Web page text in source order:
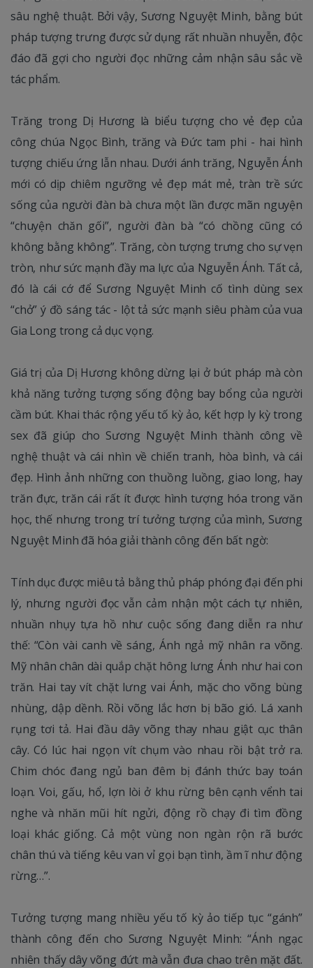
sâu nghệ thuật. Bởi vậy, Sương Nguyệt Minh, bằng bút
pháp tượng trưng được sử dụng rất nhuần nhuyễn, độc
đáo đã gợi cho người đọc những cảm nhận sâu sắc về
tác phẩm.
Trăng trong Dị Hương là biểu tượng cho vẻ đẹp của
công chúa Ngọc Bình, trăng và Đức tam phi - hai hình
tượng chiếu ứng lẫn nhau. Dưới ánh trăng, Nguyễn Ánh
mới có dịp chiêm ngưỡng vẻ đẹp mát mẻ, tràn trề sức
sống của người đàn bà chưa một lần được mãn nguyện
“chuyện chăn gối”, người đàn bà “có chồng cũng có
không bằng không”. Trăng, còn tượng trưng cho sự vẹn
tròn, như sức mạnh đầy ma lực của Nguyễn Ánh. Tất cả,
đó là cái cớ để Sương Nguyệt Minh cố tình dùng sex
“chở” ý đồ sáng tác - lột tả sức mạnh siêu phàm của vua
Gia Long trong cả dục vọng.
Giá trị của Dị Hương không dừng lại ở bút pháp mà còn
khả năng tưởng tượng sống động bay bổng của người
cầm bút. Khai thác rộng yếu tố kỳ ảo, kết hợp ly kỳ trong
sex đã giúp cho Sương Nguyệt Minh thành công về
nghệ thuật và cái nhìn về chiến tranh, hòa bình, và cái
đẹp. Hình ảnh những con thuồng luồng, giao long, hay
trăn đực, trăn cái rất ít được hình tượng hóa trong văn
học, thế nhưng trong trí tưởng tượng của mình, Sương
Nguyệt Minh đã hóa giải thành công đến bất ngờ:
Tính dục được miêu tả bằng thủ pháp phóng đại đến phi
lý, nhưng người đọc vẫn cảm nhận một cách tự nhiên,
nhuần nhụy tựa hồ như cuộc sống đang diễn ra như
thế: “Còn vài canh về sáng, Ánh ngả mỹ nhân ra võng.
Mỹ nhân chân dài quắp chặt hông lưng Ánh như hai con
trăn. Hai tay vít chặt lưng vai Ánh, mặc cho võng bùng
nhùng, dập dềnh. Rồi võng lắc hơn bị bão gió. Lá xanh
rụng tơi tả. Hai đầu dây võng thay nhau giật cục thân
cây. Có lúc hai ngọn vít chụm vào nhau rồi bật trở ra.
Chim chóc đang ngủ ban đêm bị đánh thức bay toán
loạn. Voi, gấu, hổ, lợn lòi ở khu rừng bên cạnh vểnh tai
nghe và nhăn mũi hít ngửi, động rồ chạy đi tìm đồng
loại khác giống. Cả một vùng non ngàn rộn rã bước
chân thú và tiếng kêu van vỉ gọi bạn tình, ầm ĩ như động
rừng…”.
Tưởng tượng mang nhiều yếu tố kỳ ảo tiếp tục “gánh”
thành công đến cho Sương Nguyệt Minh: “Ánh ngạc
nhiên thấy dây võng đứt mà vẫn đưa chao trên mặt đất.